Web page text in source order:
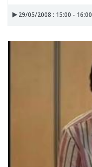
29/05/2008 : 15:00 - 16:00